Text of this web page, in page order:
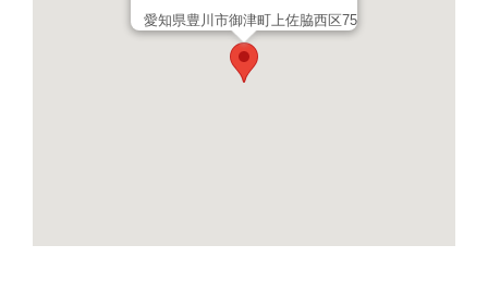
愛知県豊川市御津町上佐脇西区75